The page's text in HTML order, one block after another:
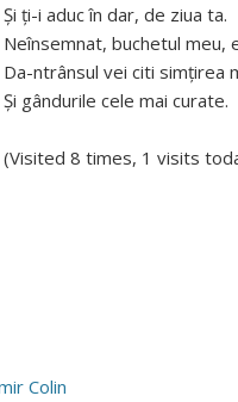
Și ți-i aduc în dar, de ziua ta.
Neînsemnat, buchetul meu,
Da-ntrânsul vei citi simțirea
Și gândurile cele mai curate.
(Visited 8 times, 1 visits
Colin